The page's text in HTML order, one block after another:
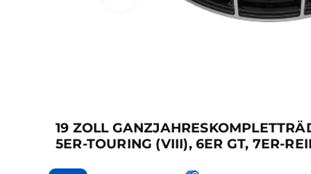
19 ZOLL
5ER-TOURING (VIII), 6ER GT, 7ER-